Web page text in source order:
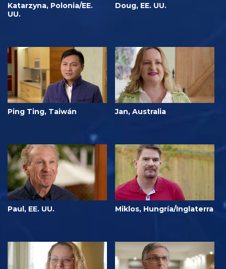
Katarzyna, Polonia/EE.
UU.
Doug, EE. UU.
Ping Ting, Taiwán Jan, Australia
Paul, EE. UU. Miklos, Hungría/Inglaterra